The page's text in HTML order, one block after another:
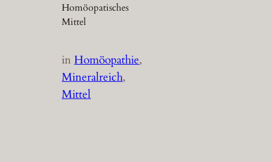
Homöopatisches
Mittel
inHomöopathie
Mineralreich
Mittel